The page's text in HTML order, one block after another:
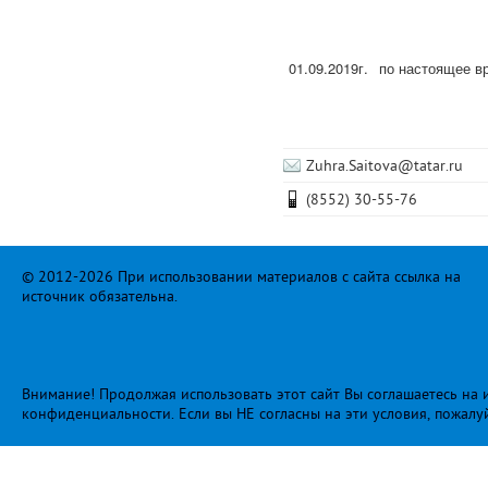
01.09.2019г. по настоящее
Zuhra.Saitova@tatar.ru
(8552) 30-55-76
© 2012-2026 При использовании материалов с сайта ссылка на
источник обязательна.
Внимание! Продолжая использовать этот сайт Вы соглашаетесь
конфиденциальности. Если вы НЕ согласны на эти условия,